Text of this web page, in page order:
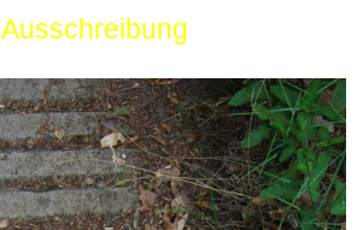
Ausschreibung